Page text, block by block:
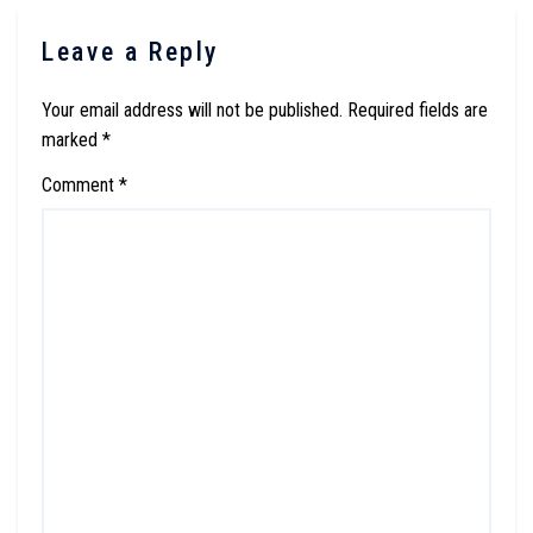
Leave a Reply
Your email address will not be published. Required fields are
marked *
Comment *